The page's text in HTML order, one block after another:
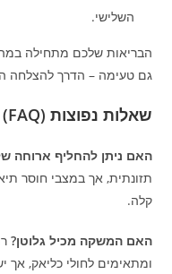
השלישי.
הבריאות שלכם מתחילה
גם טעימה – הדרך להצלחה
שאלות נפוצות (FAQ)
האם ניתן להחליף ארוחה
תזונתית, אך במצבי חוסר
קלה.
האם המשקה מכיל גלוטן?
ומתאימים לחולי כליאק, אך